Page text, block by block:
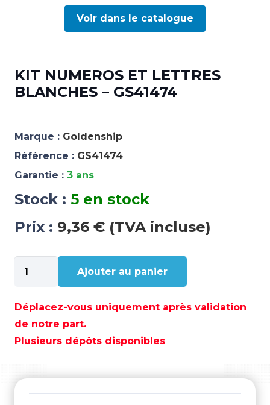
Voir dans le catalogue
KIT NUMEROS ET LETTRES
BLANCHES – GS41474
Marque : Goldenship
Référence : GS41474
Garantie : 3 ans
Stock : 5 en stock
Prix : 9,36 € (TVA incluse)
quantité
de
NUMEROS
ET
LETTRES
GS41474
Ajouter au panier
Déplacez-vous uniquement après validation
de notre part.
Plusieurs dépôts disponibles